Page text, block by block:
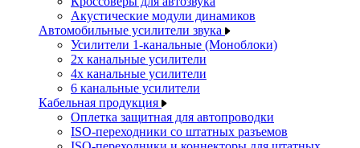
Акустические модули динамиков
Автомобильные усилители звука
Усилители 1-канальные (Моноблоки)
2х канальные усилители
4х канальные усилители
6 канальные усилители
Кабельная продукция
Оплетка защитная для автопроводки
ISO-переходники со штатных разъемов